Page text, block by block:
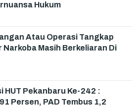
Hukum
Atau Operasi Tangkap
Narkoba Masih Berkeliaran Di
HUT Pekanbaru Ke-242 :
Persen, PAD Tembus 1,2